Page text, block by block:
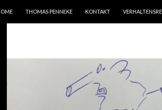
THOMAS PENNEKE KONTAKT